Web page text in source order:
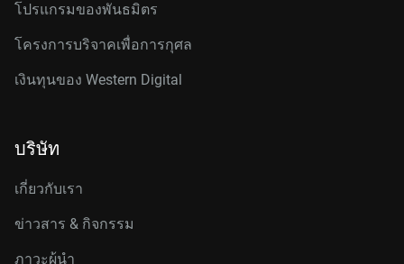
โปรแกรมของพันธมิตร
โครงการบริจาคเพื่อการกุศล
เงินทุนของ Western Digital
บริษัท
เกี่ยวกับเรา
ข่าวสาร & กิจกรรม
ภาวะผู้นำ